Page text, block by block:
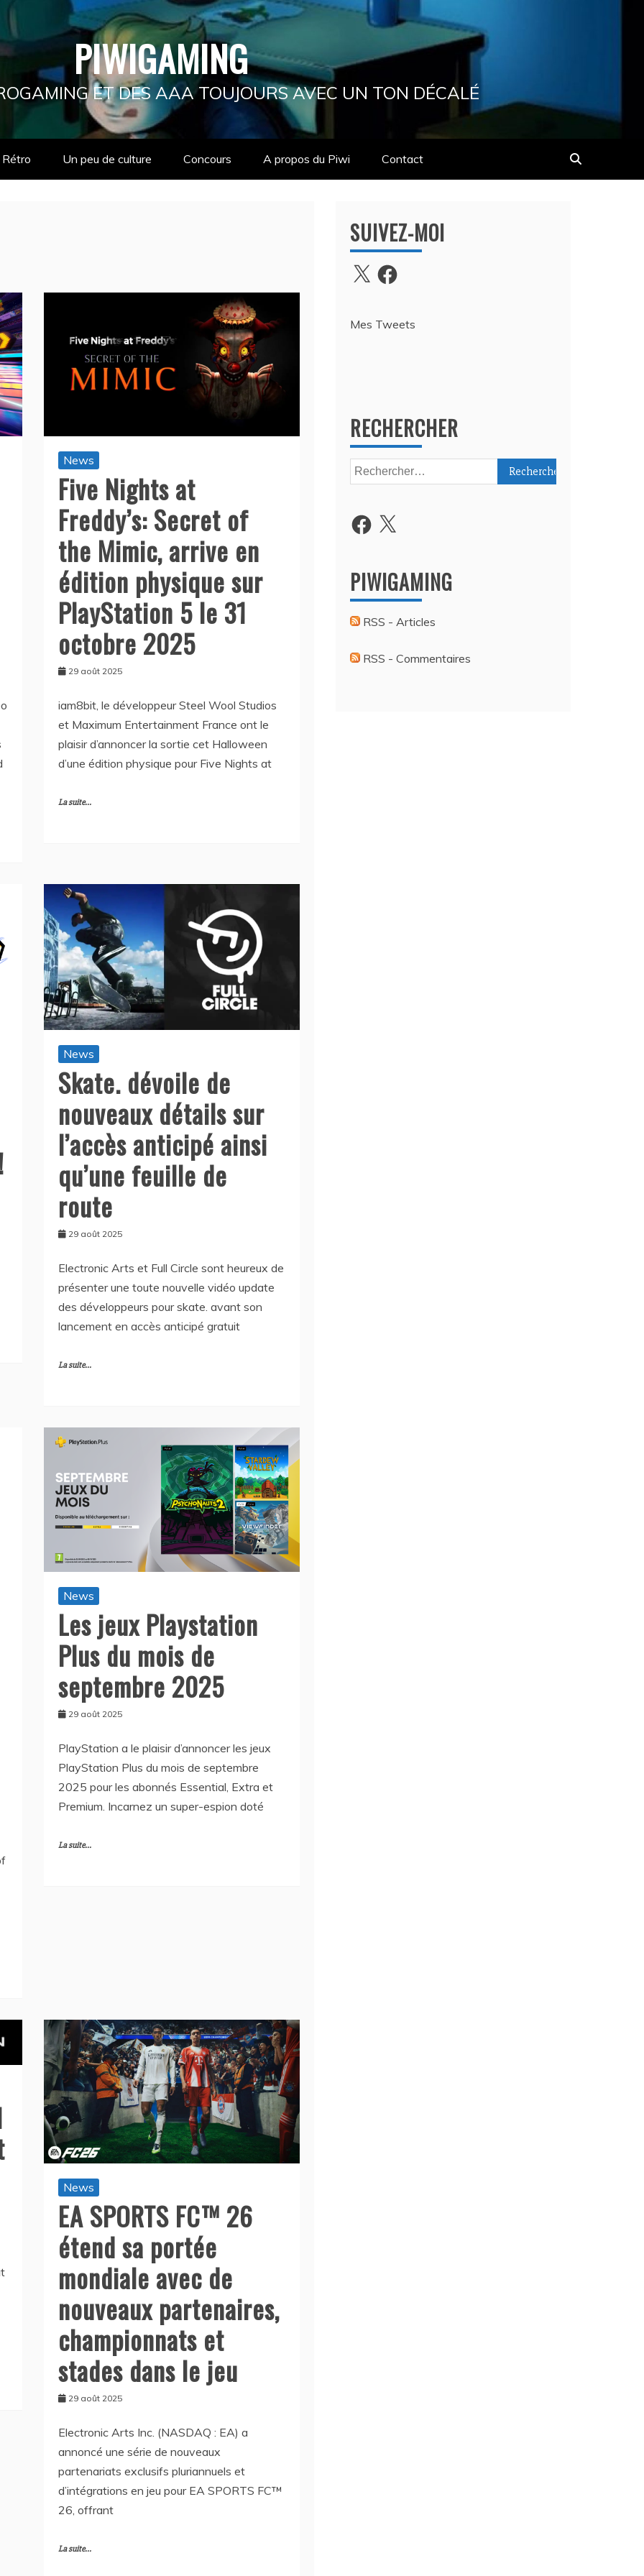
PIWIGAMING
ET DES AAA TOUJOURS AVEC UN TON DÉCALÉ
Rétro Un peu de culture Concours A propos du Piwi Contact
News
Five Nights at
Freddy’s: Secret of
the Mimic, arrive en
édition physique sur
PlayStation 5 le 31
octobre 2025
29 août 2025
iam8bit, le développeur Steel Wool Studios
et Maximum Entertainment France ont le
plaisir d’annoncer la sortie cet Halloween
d’une édition physique pour Five Nights at
La suite...
News
Skate. dévoile de
nouveaux détails sur
l’accès anticipé ainsi
qu’une feuille de
route
29 août 2025
Electronic Arts et Full Circle sont heureux de
présenter une toute nouvelle vidéo update
des développeurs pour skate. avant son
lancement en accès anticipé gratuit
La suite...
News
Les jeux Playstation
Plus du mois de
septembre 2025
29 août 2025
PlayStation a le plaisir d’annoncer les jeux
PlayStation Plus du mois de septembre
2025 pour les abonnés Essential, Extra et
Premium. Incarnez un super-espion doté
La suite...
News
EA SPORTS FC™ 26
étend sa portée
mondiale avec de
nouveaux partenaires,
championnats et
stades dans le jeu
29 août 2025
Electronic Arts Inc. (NASDAQ : EA) a
annoncé une série de nouveaux
partenariats exclusifs pluriannuels et
d’intégrations en jeu pour EA SPORTS FC™
26, offrant
La suite...
SUIVEZ-MOI
X Facebook
Mes Tweets
RECHERCHER
Rechercher :
Facebook
X
PIWIGAMING
RSS - Articles
RSS - Commentaires